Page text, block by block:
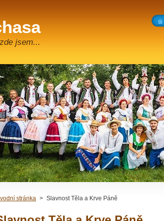
jsem...
stránka > Slavnost Těla a Krve Páně